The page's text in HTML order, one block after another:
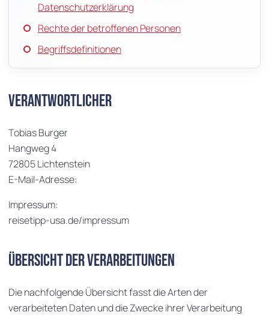
Datenschutzerklärung
Rechte der betroffenen Personen
Begriffsdefinitionen
Verantwortlicher
Tobias Burger
Hangweg 4
72805 Lichtenstein
E-Mail-Adresse:
Impressum:
reisetipp-usa.de/impressum
Übersicht der Verarbeitungen
Die nachfolgende Übersicht fasst die Arten der
verarbeiteten Daten und die Zwecke ihrer Verarbeitung